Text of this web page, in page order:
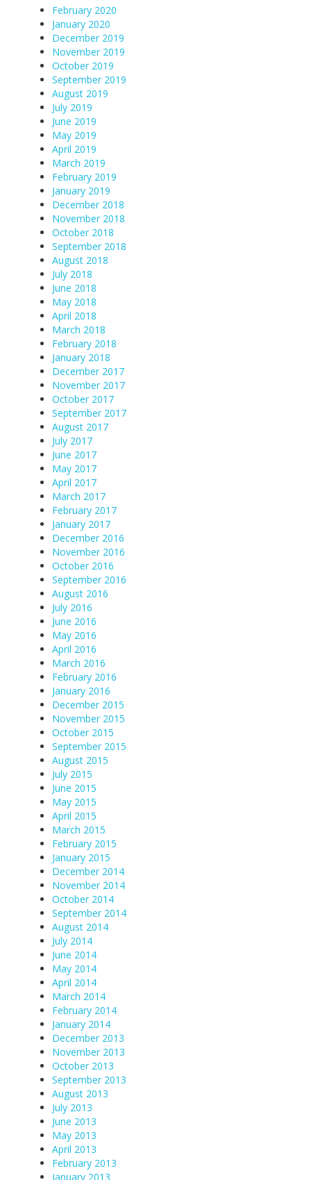
February 2020
January 2020
December 2019
November 2019
October 2019
September 2019
August 2019
July 2019
June 2019
May 2019
April 2019
March 2019
February 2019
January 2019
December 2018
November 2018
October 2018
September 2018
August 2018
July 2018
June 2018
May 2018
April 2018
March 2018
February 2018
January 2018
December 2017
November 2017
October 2017
September 2017
August 2017
July 2017
June 2017
May 2017
April 2017
March 2017
February 2017
January 2017
December 2016
November 2016
October 2016
September 2016
August 2016
July 2016
June 2016
May 2016
April 2016
March 2016
February 2016
January 2016
December 2015
November 2015
October 2015
September 2015
August 2015
July 2015
June 2015
May 2015
April 2015
March 2015
February 2015
January 2015
December 2014
November 2014
October 2014
September 2014
August 2014
July 2014
June 2014
May 2014
April 2014
March 2014
February 2014
January 2014
December 2013
November 2013
October 2013
September 2013
August 2013
July 2013
June 2013
May 2013
April 2013
February 2013
January 2013